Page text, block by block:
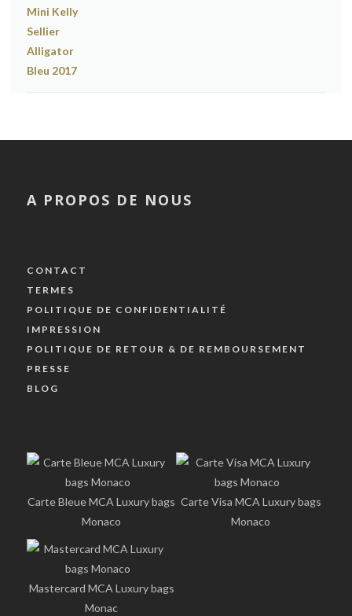
A PROPOS DE NOUS
CONTACT
TERMES
POLITIQUE DE CONFIDENTIALITÉ
IMPRESSION
POLITIQUE DE RETOUR & DE REMBOURSEMENT
PRESSE
BLOG
Carte Bleue MCA Luxury bags
Monaco
Carte Visa MCA Luxury bags
Monaco
Mastercard MCA Luxury bags
Monac